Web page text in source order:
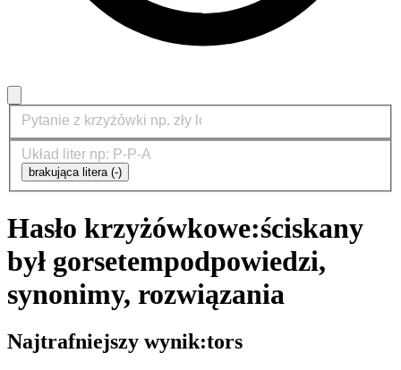
brakująca litera (-)
Hasło krzyżówkowe:ściskany
był gorsetempodpowiedzi,
synonimy, rozwiązania
Najtrafniejszy wynik:tors